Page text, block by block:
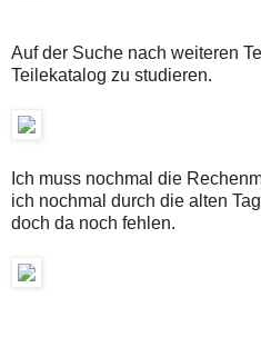
Auf der Suche nach weiteren
Teilekatalog zu studieren.
Ich muss nochmal die
ich nochmal durch die alten
doch da noch fehlen.